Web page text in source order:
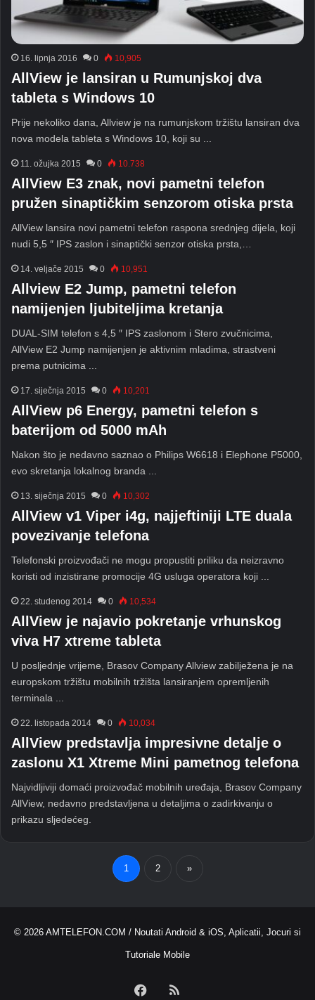
16. lipnja 2016 0 10,905
AllView je lansiran u Rumunjskoj dva
tableta s Windows 10
Prije nekoliko dana, Allview je na rumunjskom tržištu lansiran dva
nova modela tableta s Windows 10, koji su ...
11. ožujka 2015 0 10.738
AllView E3 znak, novi pametni telefon
pružen sinaptičkim senzorom otiska prsta
AllView lansira novi pametni telefon raspona srednjeg dijela, koji
nudi 5,5 ″ IPS zaslon i sinaptički senzor otiska prsta,…
14. veljače 2015 0 10,951
Allview E2 Jump, pametni telefon
namijenjen ljubiteljima kretanja
DUAL-SIM telefon s 4,5 ″ IPS zaslonom i Stero zvučnicima,
AllView E2 Jump namijenjen je aktivnim mladima, strastveni
prema putnicima ...
17. siječnja 2015 0 10,201
AllView p6 Energy, pametni telefon s
baterijom od 5000 mAh
Nakon što je nedavno saznao o Philips W6618 i Elephone P5000,
evo skretanja lokalnog branda ...
13. siječnja 2015 0 10,302
AllView v1 Viper i4g, najjeftiniji LTE duala
povezivanje telefona
Telefonski proizvođači ne mogu propustiti priliku da neizravno
koristi od inzistirane promocije 4G usluga operatora koji ...
22. studenog 2014 0 10,534
AllView je najavio pokretanje vrhunskog
viva H7 xtreme tableta
U posljednje vrijeme, Brasov Company Allview zabilježena je na
europskom tržištu mobilnih tržišta lansiranjem opremljenih
terminala ...
22. listopada 2014 0 10,034
AllView predstavlja impresivne detalje o
zaslonu X1 Xtreme Mini pametnog telefona
Najvidljiviji domaći proizvođač mobilnih uređaja, Brasov Company
AllView, nedavno predstavljena u detaljima o zadirkivanju o
prikazu sljedećeg.
1 2 »
© 2026 AMTELEFON.COM / Noutati Android & iOS, Aplicatii, Jocuri si
Tutoriale Mobile
Facebook